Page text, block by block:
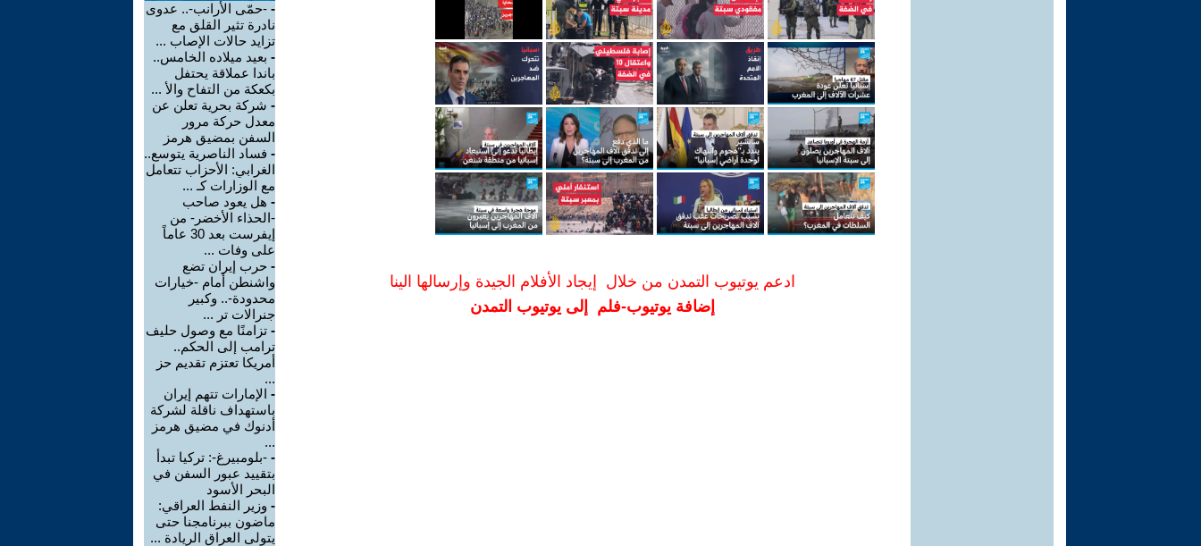
ادعم يوتيوب التمدن من خلال إيجاد الأفلام الجيدة وإرسالها الينا
إضافة يوتيوب-فلم إلى يوتيوب التمدن
- -حمّى الأرانب-.. عدوى
نادرة تثير القلق مع
تزايد حالات الإصاب ...
- بعيد ميلاده الخامس..
باندا عملاقة يحتفل
بكعكة من التفاح والأ ...
- شركة بحرية تعلن عن
معدل حركة مرور
السفن بمضيق هرمز
- فساد الناصرية يتوسع..
الغرابي: الأحزاب تتعامل
مع الوزارات كـ ...
- هل يعود صاحب
-الحذاء الأخضر- من
إيفرست بعد 30 عاماً
على وفات ...
- حرب إيران تضع
واشنطن أمام -خيارات
محدودة-.. وكبير
جنرالات تر ...
- تزامنًا مع وصول حليف
ترامب إلى الحكم..
أمريكا تعتزم تقديم حز
...
- الإمارات تتهم إيران
باستهداف ناقلة لشركة
أدنوك في مضيق هرمز
...
- -بلومبيرغ-: تركيا تبدأ
بتقييد عبور السفن في
البحر الأسود
- وزير النفط العراقي:
ماضون ببرنامجنا حتى
يتولى العراق الريادة ...